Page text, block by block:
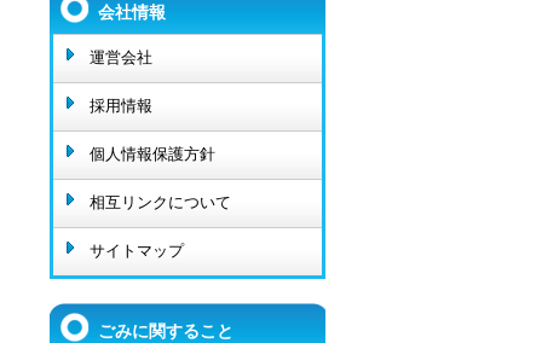
会社情報
運営会社
採用情報
個人情報保護方針
相互リンクについて
サイトマップ
ごみに関すること